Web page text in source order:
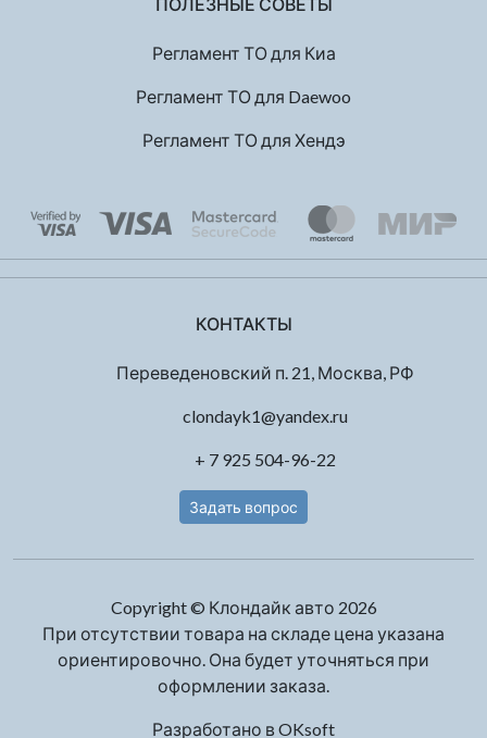
Регламент ТО для Киа
Регламент ТО для Daewoo
Регламент ТО для Хендэ
КОНТАКТЫ
Переведеновский п. 21, Москва, РФ
clondayk1@yandex.ru
+ 7 925 504-96-22
Задать вопрос
Copyright © Клондайк авто 2026
При отсутствии товара на складе цена указана
ориентировочно. Она будет уточняться при
оформлении заказа.
Разработано в OKsoft